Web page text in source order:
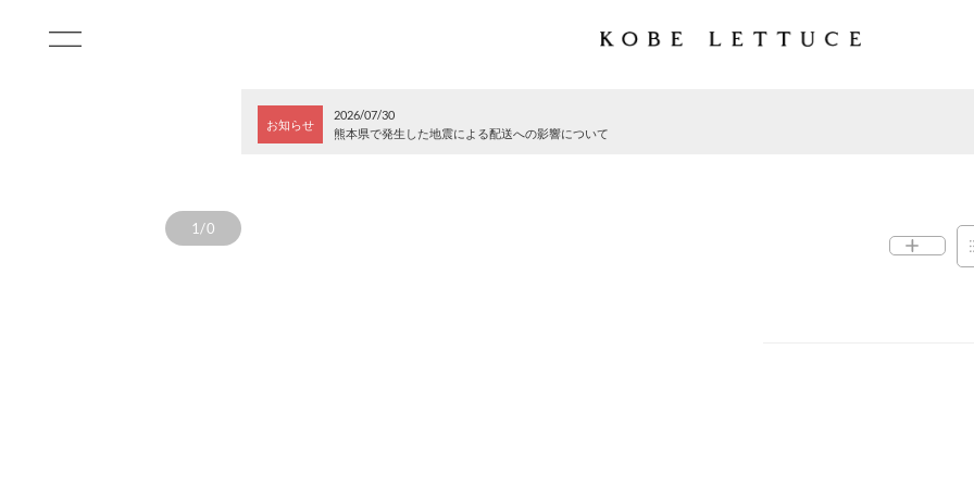
お知らせ
2026/07/30
熊本県で発生した地震による配送への影響について
1/0